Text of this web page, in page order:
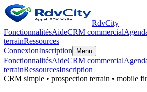
RdvCity
FonctionnalitésAideCRM commercial
terrainRessources
ConnexionInscription Menu
FonctionnalitésAideCRM commercial
terrainRessourcesInscription
CRM simple • prospection terrain • mobile